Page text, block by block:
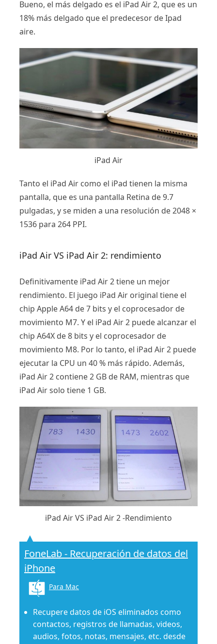
Bueno, el más delgado es el iPad Air 2, que es un
18% más delgado que el predecesor de Ipad
aire.
iPad Air
Tanto el iPad Air como el iPad tienen la misma
pantalla, que es una pantalla Retina de 9.7
pulgadas, y se miden a una resolución de 2048 ×
1536 para 264 PPI.
iPad Air VS iPad Air 2: rendimiento
Definitivamente iPad Air 2 tiene un mejor
rendimiento. El juego iPad Air original tiene el
chip Apple A64 de 7 bits y el coprocesador de
movimiento M7. Y el iPad Air 2 puede alcanzar el
chip A64X de 8 bits y el coprocesador de
movimiento M8. Por lo tanto, el iPad Air 2 puede
ejecutar la CPU un 40 % más rápido. Además,
iPad Air 2 contiene 2 GB de RAM, mientras que
iPad Air solo tiene 1 GB.
iPad Air VS iPad Air 2 -Rendimiento
FoneLab - Recuperación de datos del
iPhone
Para Mac
Recupere datos de iOS eliminados como
contactos, registros de llamadas, videos,
audios, fotos, notas, mensajes, etc. desde